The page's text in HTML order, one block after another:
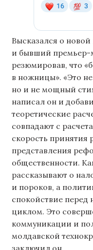
Высказался о
и бывший премьер-
резюмировав, что
в ножницы». «Это
но и не мощный
написал он и
теоретические
совпадают с
скорость принятия
представления
общественности.
рассказывают о
и пороков, а
спокойствие
циклом. Это
коммуникации и
молдавской
заключил он.